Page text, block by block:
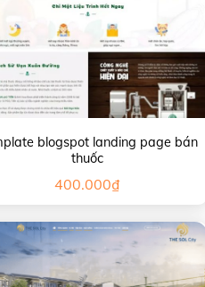
blogspot landing page bán
thuốc
400.000₫